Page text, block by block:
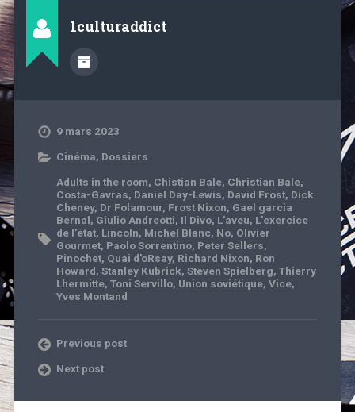
1culturaddict
9 mars 2023
Cinéma, Dossiers
Adults in the room, Chistian Bale, Christian Bale,
Costa-Gavras, Daniel Day-Lewis, David Frost, Dick
Cheney, Dr Folamour, Frost Nixon, Gael garcia
Bernal, Giulio Andreotti, Il Divo, L'aveu, L'exercice
de l'état, Lincoln, Michel Blanc, No, Olivier
Gourmet, Paolo Sorrentino, Peter Sellers,
Pinochet, Quai d'oRsay, Richard Nixon, Ron
Howard, Stanley Kubrick, Steven Spielberg, Thierry
Lhermitte, Toni Servillo, Union soviétique, Vice,
Yves Montand
Previous post
Next post